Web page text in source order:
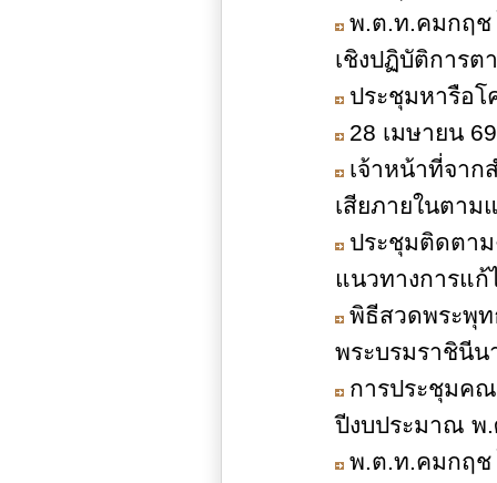
พ.ต.ท.คมกฤช
เชิงปฏิบัติการต
ประชุมหารือโ
28 เมษายน
เจ้าหน้าที่จาก
เสียภายในตาม
ประชุมติดตา
แนวทางการแ
พิธีสวดพระพุท
พระบรมราชินี
การประชุมคณ
ปีงบประมาณ พ.
พ.ต.ท.คมกฤช